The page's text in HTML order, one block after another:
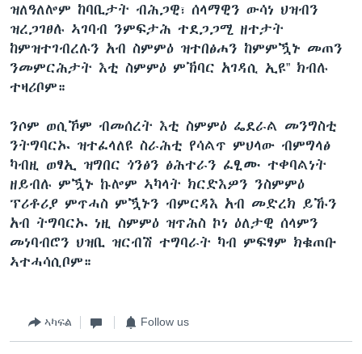
ዝለዓለሎም ከባቢታት ብሕጋዊ፣ ሰላማዊን ውሳነ ህዝብን
ዝረጋገፀሉ ኣገባብ ንምፍታሕ ተደጋጋሚ ዘተታት
ከምዝተገብረሉን አብ ስምምዕ ዝተበፅሐን ከምምዃኑ መጠን
ንመምርሕታት እቲ ስምምዕ ምኽባር አገዳሲ ኢዩ” ክብሉ
ተዛሪቦም።
ንሶም ወሲኾም ብመሰረት እቲ ስምምዕ ፌደራል መንግስቲ
ንትግባርኡ ዝተፈላለዩ ስራሕቲ የሳልጥ ምህላው ብምግላፅ
ካብዚ ወፃኢ ዝግበር ጎንፅን ፅሕተራን ፈፂሙ ተቀባልነት
ዘይብሉ ምዃኑ ኩሎም ኣካላት ክርድእዎን ንስምምዕ
ፕሪቶሪያ ምጥሓስ ምዃኑን ብምርዳእ አብ መድረክ ይኹን
አብ ትግባርኡ ነዚ ስምምዕ ዝጥሕስ ኮነ ዕለታዊ ሰላምን
መነባብሮን ህዝቢ ዝርብሽ ተግባራት ካብ ምፍፃም ክቁጠቡ
ኣተሓሳሲቦም።
ኣካፍል Follow us